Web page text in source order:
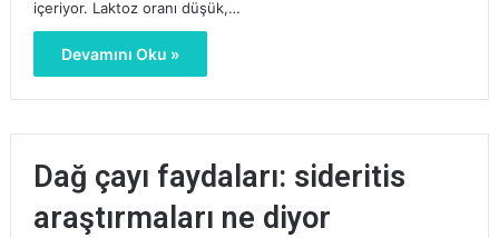
içeriyor. Laktoz oranı düşük,…
Devamını Oku »
Dağ çayı faydaları: sideritis
araştırmaları ne diyor